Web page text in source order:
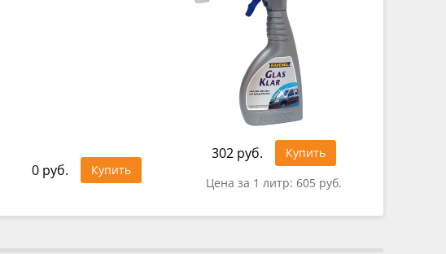
0 руб. Купить
302 руб.
Купить
Цена за 1 литр: 605 руб.